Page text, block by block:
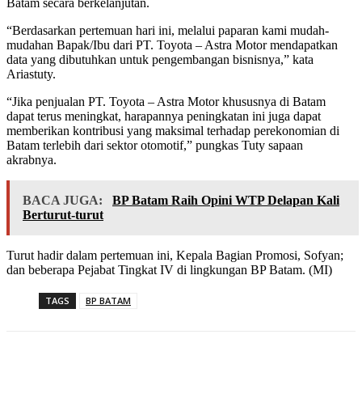
Batam secara berkelanjutan.
“Berdasarkan pertemuan hari ini, melalui paparan kami mudah-
mudahan Bapak/Ibu dari PT. Toyota – Astra Motor mendapatkan
data yang dibutuhkan untuk pengembangan bisnisnya,” kata
Ariastuty.
“Jika penjualan PT. Toyota – Astra Motor khususnya di Batam
dapat terus meningkat, harapannya peningkatan ini juga dapat
memberikan kontribusi yang maksimal terhadap perekonomian di
Batam terlebih dari sektor otomotif,” pungkas Tuty sapaan
akrabnya.
BACA JUGA:
BP Batam Raih Opini WTP Delapan Kali
Berturut-turut
Turut hadir dalam pertemuan ini, Kepala Bagian Promosi, Sofyan;
dan beberapa Pejabat Tingkat IV di lingkungan BP Batam. (MI)
TAGS BP BATAM